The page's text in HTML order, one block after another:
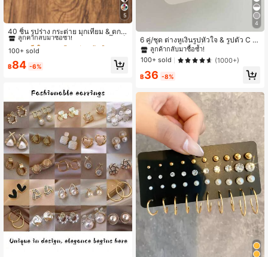
5
40 ชิ้น รูปร่าง กระต่าย มุกเทียม & ตกแ
ต่ง พลอยเทียม สีเมทัลลิก ต่างหู สตั๊ด เซ็
ต สำหรับ ผู้หญิง
#4 ขายดี
ใน หลากสี ชุดต่างหูผู้หญิง
ลูกค้ากลับมาซื้อซ้ำ!
#4 ขายดี ใน หลากสี ชุดต่างหูผู้หญิง
ลูกค้ากลับมาซื้อซ้ำ!
#4 ขายดี ใน หลากสี ชุดต่างหูผู้หญิง
ลูกค้ากลับมาซื้อซ้ำ!
#4 ขายดี ใน หลากสี ชุดต่างหูผู้หญิง
100+ sold
฿84 -6%
4
6 คู่/ชุด ต่างหูเงินรูปหัวใจ & รูปตัว C ส
ไตล์มินิมอล เหมาะเป็นของขวัญสำหรับ
ผู้หญิง, ของขวัญวันวาเลนไทน์สำหรับแ
ม่หรือแฟน
ลูกค้ากลับมาซื้อซ้ำ!
100+ sold
(1000+)
฿36 -8%